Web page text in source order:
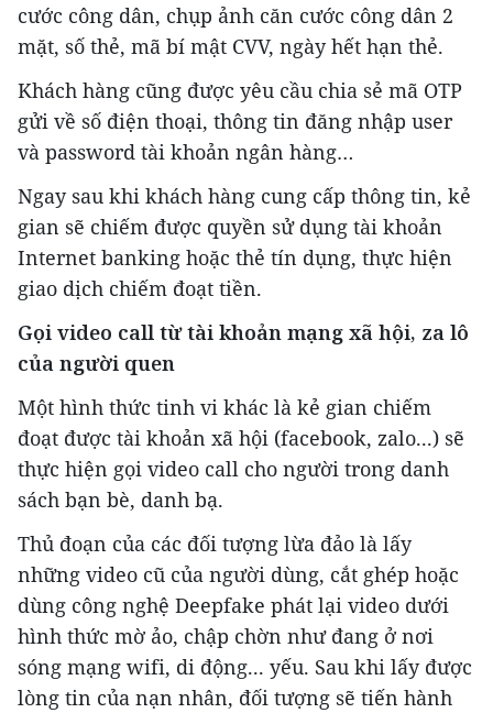
cước công dân, chụp ảnh căn cước công dân 2
mặt, số thẻ, mã bí mật CVV, ngày hết hạn thẻ.
Khách hàng cũng được yêu cầu chia sẻ mã OTP
gửi về số điện thoại, thông tin đăng nhập user
và password tài khoản ngân hàng…
Ngay sau khi khách hàng cung cấp thông tin, kẻ
gian sẽ chiếm được quyền sử dụng tài khoản
Internet banking hoặc thẻ tín dụng, thực hiện
giao dịch chiếm đoạt tiền.
Gọi video call từ tài khoản mạng xã hội, za lô
của người quen
Một hình thức tinh vi khác là kẻ gian chiếm
đoạt được tài khoản xã hội (facebook, zalo...) sẽ
thực hiện gọi video call cho người trong danh
sách bạn bè, danh bạ.
Thủ đoạn của các đối tượng lừa đảo là lấy
những video cũ của người dùng, cắt ghép hoặc
dùng công nghệ Deepfake phát lại video dưới
hình thức mờ ảo, chập chờn như đang ở nơi
sóng mạng wifi, di động... yếu. Sau khi lấy được
lòng tin của nạn nhân, đối tượng sẽ tiến hành